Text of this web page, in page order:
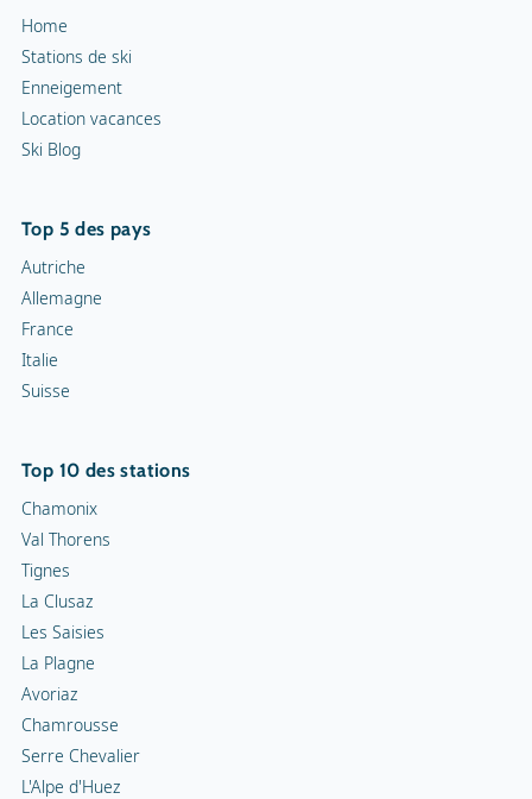
Home
Stations de ski
Enneigement
Location vacances
Ski Blog
Top 5 des pays
Autriche
Allemagne
France
Italie
Suisse
Top 10 des stations
Chamonix
Val Thorens
Tignes
La Clusaz
Les Saisies
La Plagne
Avoriaz
Chamrousse
Serre Chevalier
L'Alpe d'Huez